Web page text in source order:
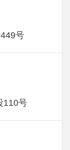
号
110号